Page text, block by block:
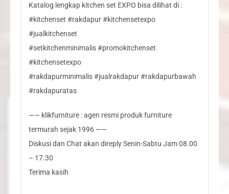
Katalog lengkap kitchen set EXPO bisa dilihat di :
#kitchenset #rakdapur #kitchensetexpo
#jualkitchenset
#setkitchenminimalis #promokitchenset
#kitchensetexpo
#rakdapurminimalis #jualrakdapur #rakdapurbawah
#rakdapuratas
—— klikfurniture : agen resmi produk furniture
termurah sejak 1996 ——
Diskusi dan Chat akan direply Senin-Sabtu Jam 08.00
– 17.30
Terima kasih